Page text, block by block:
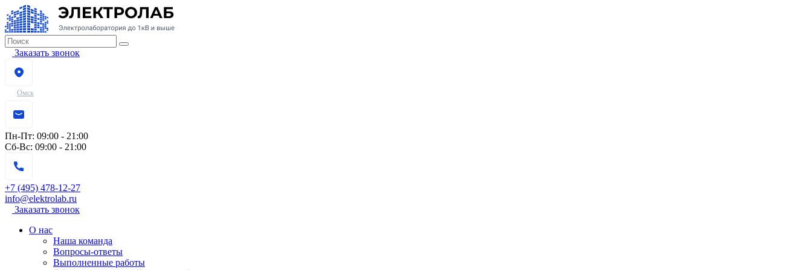
Заказать звонок
Омск
Пн-Пт: 09:00 - 21:00
Сб-Вс: 09:00 - 21:00
+7 (495) 478-12-27
info@elektrolab.ru
Заказать звонок
О нас
Наша команда
Вопросы-ответы
Выполненные работы